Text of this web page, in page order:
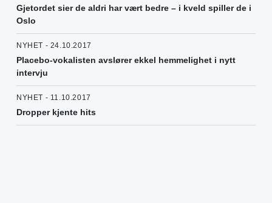
Gjetordet sier de aldri har vært bedre – i kveld spiller de i
Oslo
NYHET - 24.10.2017
Placebo-vokalisten avslører ekkel hemmelighet i nytt
intervju
NYHET - 11.10.2017
Dropper kjente hits